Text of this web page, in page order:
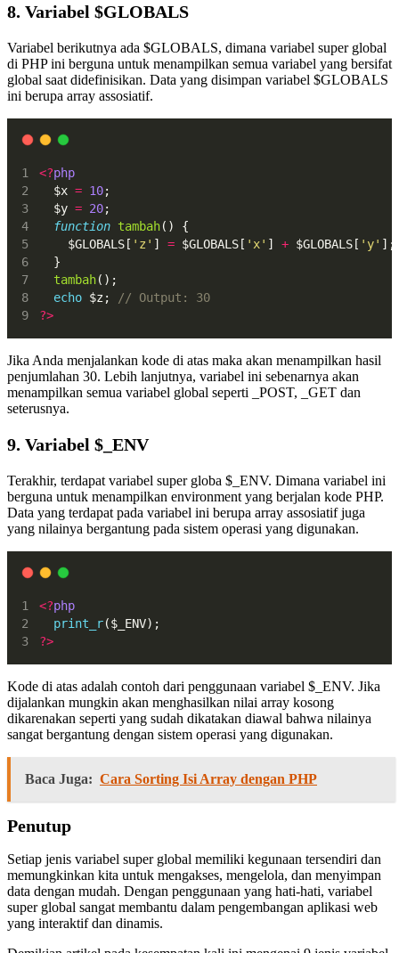
8. Variabel $GLOBALS
Variabel berikutnya ada $GLOBALS, dimana variabel super global
di PHP ini berguna untuk menampilkan semua variabel yang bersifat
global saat didefinisikan. Data yang disimpan variabel $GLOBALS
ini berupa array assosiatif.
<?php
  $x
= 10;
  $y
= 20;
function tambah() {
    $GLOBALS[
'z' ] = $GLOBALS[ 'x' ] + $GLOBALS[ 'y' ];
  }
tambah();
echo $z;
// Output: 30
?>
Jika Anda menjalankan kode di atas maka akan menampilkan hasil
penjumlahan 30. Lebih lanjutnya, variabel ini sebenarnya akan
menampilkan semua variabel global seperti _POST, _GET dan
seterusnya.
9. Variabel $_ENV
Terakhir, terdapat variabel super globa $_ENV. Dimana variabel ini
berguna untuk menampilkan environment yang berjalan kode PHP.
Data yang terdapat pada variabel ini berupa array assosiatif juga
yang nilainya bergantung pada sistem operasi yang digunakan.
<?php
print_r($_ENV);
?>
Kode di atas adalah contoh dari penggunaan variabel $_ENV. Jika
dijalankan mungkin akan menghasilkan nilai array kosong
dikarenakan seperti yang sudah dikatakan diawal bahwa nilainya
sangat bergantung dengan sistem operasi yang digunakan.
Baca Juga: Cara Sorting Isi Array dengan PHP
Penutup
Setiap jenis variabel super global memiliki kegunaan tersendiri dan
memungkinkan kita untuk mengakses, mengelola, dan menyimpan
data dengan mudah. Dengan penggunaan yang hati-hati, variabel
super global sangat membantu dalam pengembangan aplikasi web
yang interaktif dan dinamis.